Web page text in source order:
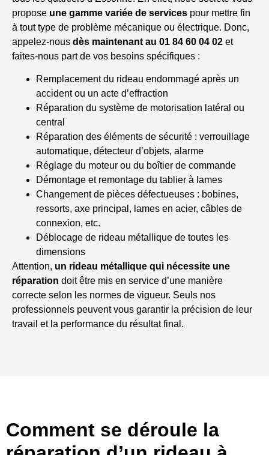
propose une gamme variée de services pour mettre fin
à tout type de problème mécanique ou électrique. Donc,
appelez-nous dès maintenant au 01 84 60 04 02 et
faites-nous part de vos besoins spécifiques :
Remplacement du rideau endommagé après un
accident ou un acte d’effraction
Réparation du système de motorisation latéral ou
central
Réparation des éléments de sécurité : verrouillage
automatique, détecteur d’objets, alarme
Réglage du moteur ou du boîtier de commande
Démontage et remontage du tablier à lames
Changement de pièces défectueuses : bobines,
ressorts, axe principal, lames en acier, câbles de
connexion, etc.
Déblocage de rideau métallique de toutes les
dimensions
Attention, un rideau métallique qui nécessite une
réparation doit être mis en service d’une manière
correcte selon les normes de vigueur. Seuls nos
professionnels peuvent vous garantir la précision de leur
travail et la performance du résultat final.
Comment se déroule la